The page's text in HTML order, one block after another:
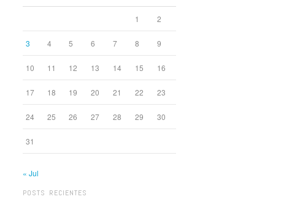
1 2
3 4 5 6 7 8 9
10 11 12 13 14 15 16
17 18 19 20 21 22 23
24 25 26 27 28 29 30
31
« Jul
POSTS RECIENTES